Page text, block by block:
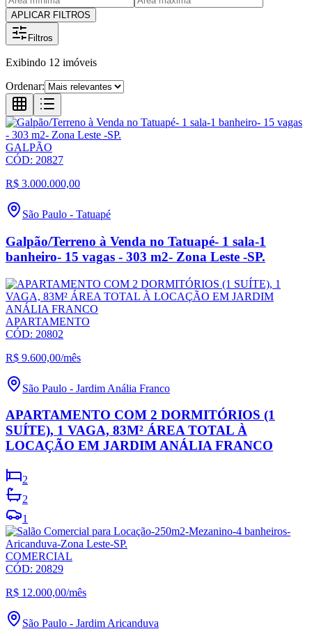
APLICAR FILTROS
Filtros
Exibindo 12 imóveis
Ordenar:
GALPÃO
CÓD: 20827
R$ 3.000.000,00
São Paulo - Tatuapé
Galpão/Terreno à Venda no Tatuapé- 1 sala-1
banheiro- 15 vagas - 303 m2- Zona Leste -SP.
APARTAMENTO
CÓD: 20802
R$ 9.600,00/mês
São Paulo - Jardim Anália Franco
APARTAMENTO COM 2 DORMITÓRIOS (1
SUÍTE), 1 VAGA, 83M² ÁREA TOTAL À
LOCAÇÃO EM JARDIM ANÁLIA FRANCO
2
2
1
COMERCIAL
CÓD: 20829
R$ 12.000,00/mês
São Paulo - Jardim Aricanduva